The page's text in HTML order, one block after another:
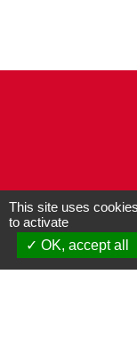
This site uses
to activate
OK, accept all